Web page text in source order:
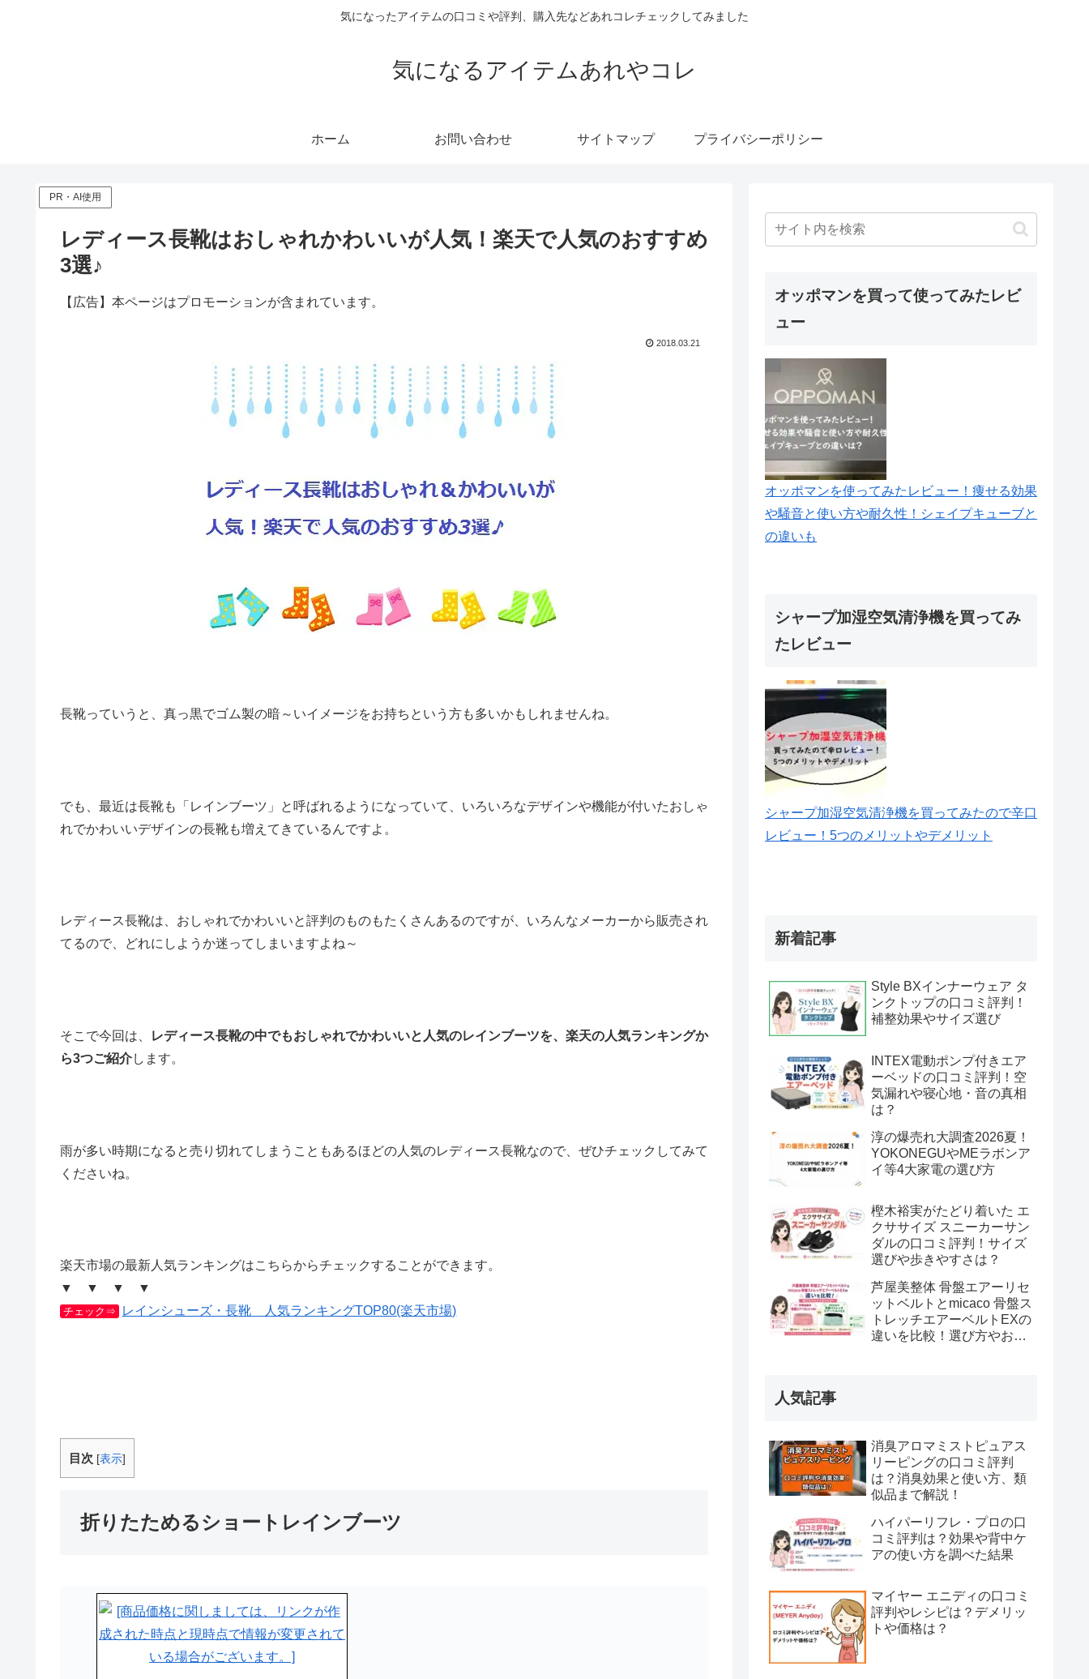
気になったアイテムの口コミや評判、購入先などあれコレチェックしてみました
気になるアイテムあれやコレ
ホーム お問い合わせ サイトマップ プライバシーポリシー
PR・AI使用
レディース長靴はおしゃれかわいいが人気！楽天で人気のおすすめ
3選♪
【広告】本ページはプロモーションが含まれています。
2018.03.21
長靴っていうと、真っ黒でゴム製の暗～いイメージをお持ちという方も多いかもしれませんね。
でも、最近は長靴も「レインブーツ」と呼ばれるようになっていて、いろいろなデザインや機能が付いたおしゃ
れでかわいいデザインの長靴も増えてきているんですよ。
レディース長靴は、おしゃれでかわいいと評判のものもたくさんあるのですが、いろんなメーカーから販売され
てるので、どれにしようか迷ってしまいますよね～
そこで今回は、
レディース長靴の中でもおしゃれでかわいいと人気のレインブーツを、楽天の人気ランキングか
ら3つご紹介します。
雨が多い時期になると売り切れてしまうこともあるほどの人気のレディース長靴なので、ぜひチェックしてみて
くださいね。
楽天市場の最新人気ランキングはこちらからチェックすることができます。
▼ ▼ ▼ ▼
チェック⇒ レインシューズ・長靴 人気ランキングTOP80(楽天市場)
目次 [表示]
折りたためるショートレインブーツ
オッポマンを買って使ってみたレビ
ュー
オッポマンを使ってみたレビュー！痩せる効果
や騒音と使い方や耐久性！シェイプキューブと
の違いも
シャープ加湿空気清浄機を買ってみ
たレビュー
シャープ加湿空気清浄機を買ってみたので辛口
レビュー！5つのメリットやデメリット
新着記事
Style BXインナーウェア タ
ンクトップの口コミ評判！
補整効果やサイズ選び
INTEX電動ポンプ付きエア
ーベッドの口コミ評判！空
気漏れや寝心地・音の真相
は？
淳の爆売れ大調査2026夏！
YOKONEGUやMEラボンア
イ等4大家電の選び方
樫木裕実がたどり着いた エ
クササイズ スニーカーサン
ダルの口コミ評判！サイズ
選びや歩きやすさは？
芦屋美整体 骨盤エアーリセ
ットベルトとmicaco 骨盤ス
トレッチエアーベルトEXの
違いを比較！選び方やおす
人気記事
消臭アロマミストピュアス
リーピングの口コミ評判
は？消臭効果と使い方、類
似品まで解説！
ハイパーリフレ・プロの口
コミ評判は？効果や背中ケ
アの使い方を調べた結果
マイヤー エニディの口コミ
評判やレシピは？デメリッ
トや価格は？